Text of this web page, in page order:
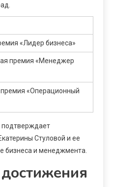
«Лидер бизнеса»
премия «Менеджер
«Операционный
подтверждает
Стуловой и ее
бизнеса и менеджмента.